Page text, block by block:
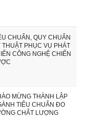
CHUẨN, QUY CHUẨN
THUẬT PHỤC VỤ PHÁT
CÔNG NGHỆ CHIẾN
MỪNG THÀNH LẬP
TIÊU CHUẨN ĐO
CHẤT LƯỢNG